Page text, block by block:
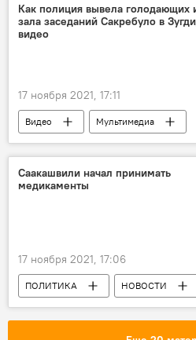
Как полиция вывела голодающих
зала заседаний Сакребуло в
видео
17 ноября 2021, 17:11
Видео
Мультимедиа
Единое национальное движение
Видео-
Саакашвили начал принимать
медикаменты
17 ноября 2021, 17:06
ПОЛИТИКА НОВОСТИ
Михаил Саакашвили